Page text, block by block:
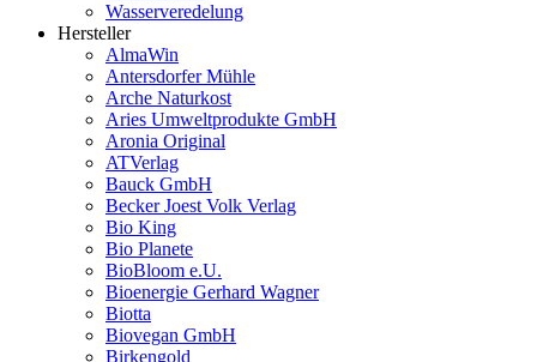
Wasserveredelung
Hersteller
AlmaWin
Antersdorfer Mühle
Arche Naturkost
Aries Umweltprodukte GmbH
Aronia Original
ATVerlag
Bauck GmbH
Becker Joest Volk Verlag
Bio King
Bio Planete
BioBloom e.U.
Bioenergie Gerhard Wagner
Biotta
Biovegan GmbH
Birkengold